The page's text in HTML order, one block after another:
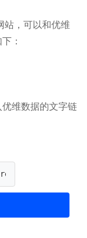
，可以和优维
：
维数据的文字链